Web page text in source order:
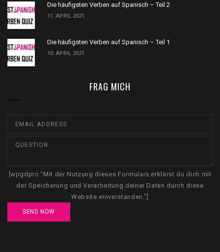
Die häufigsten Verben auf Spanisch – Teil 2
11. APRIL 2021
Die häufigsten Verben auf Spanisch – Teil 1
10. APRIL 2021
FRAG MICH
[wpgdprc “Mit der Nutzung dieses Formulars erklärst du dich mit
der Speicherung und Verarbeitung deiner Daten durch diese
Website einverstanden.”]